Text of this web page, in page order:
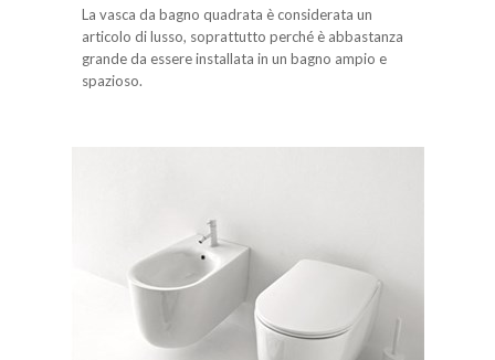
La vasca da bagno quadrata è considerata un
articolo di lusso, soprattutto perché è abbastanza
grande da essere installata in un bagno ampio e
spazioso.